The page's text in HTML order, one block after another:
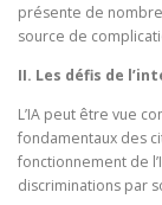
présente de
source de
II. Les défis de
L’IA peut être vue
fondamentaux des
fonctionnement de
discriminations par